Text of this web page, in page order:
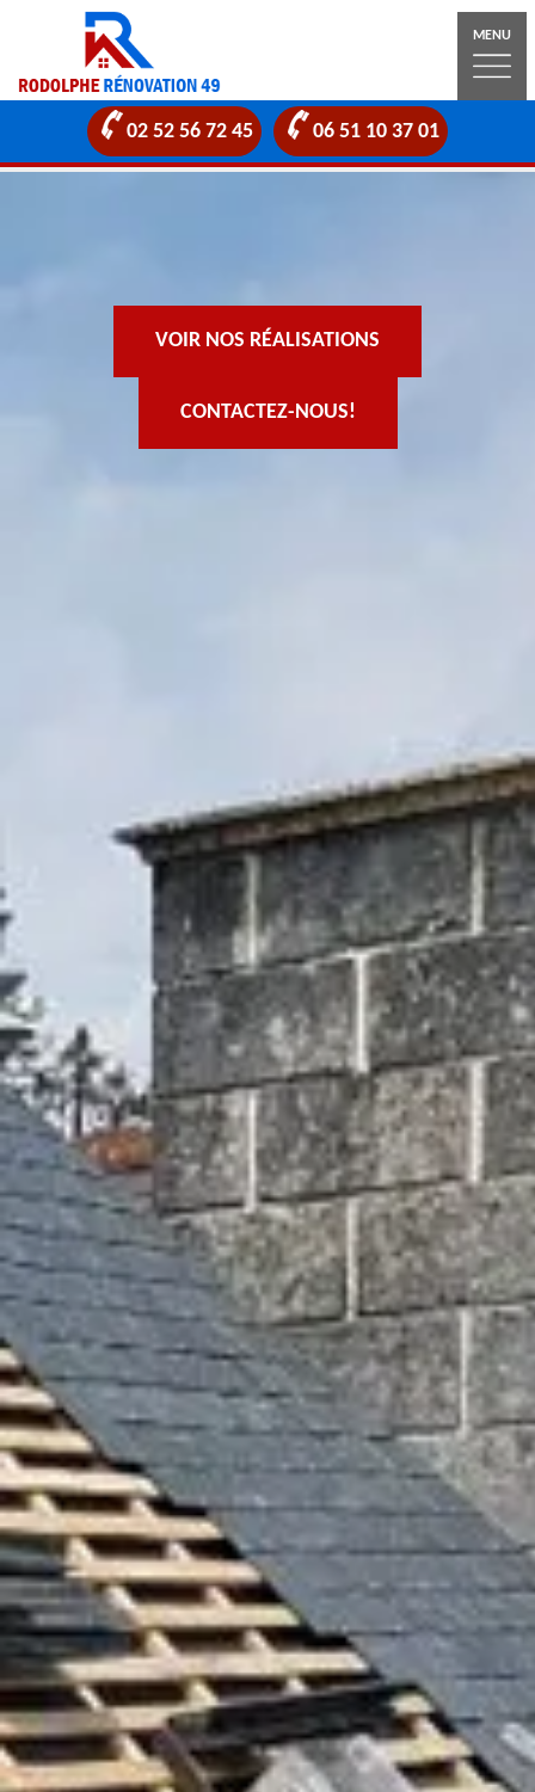
MENU
02 52 56 72 45 06 51 10 37 01
VOIR NOS RÉALISATIONS
CONTACTEZ-NOUS!